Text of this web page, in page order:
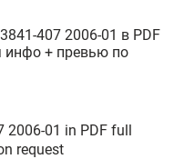
407 2006-01 в PDF
инфо + превью по
2006-01 in PDF full
request